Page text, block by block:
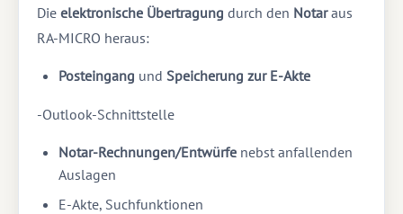
Die elektronische Übertragung durch den Notaraus
RA-MICRO heraus:
Posteingang und Speicherung zur E-Akte
-Outlook-Schnittstelle
Notar-Rechnungen/Entwürfe nebst anfallenden
Auslagen
E-Akte, Suchfunktionen